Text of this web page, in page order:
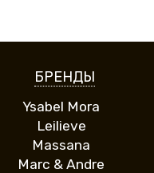
БРЕНДЫ
Ysabel Mora
Leilieve
Massana
Marc & Andre